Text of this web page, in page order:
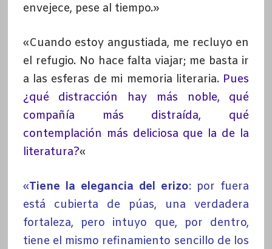
envejece, pese al tiempo.»
«Cuando estoy angustiada, me recluyo en
el refugio. No hace falta viajar; me basta ir
a las esferas de mi memoria literaria. Pues
¿qué distracción hay más noble, qué
compañía más distraída, qué
contemplación más deliciosa que la de la
literatura?«
«Tiene la elegancia del erizo: por fuera
está cubierta de púas, una verdadera
fortaleza, pero intuyo que, por dentro,
tiene el mismo refinamiento sencillo de los